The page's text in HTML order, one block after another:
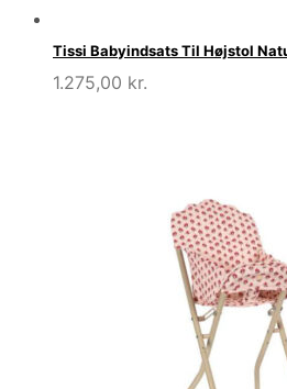
Tissi Babyindsats Til Højstol
1.275,00 kr.